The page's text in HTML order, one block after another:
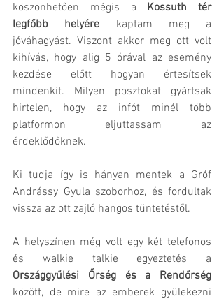
köszönhetően mégis a Kossuth tér
legfőbb helyére kaptam meg a
jóváhagyást. Viszont akkor meg ott volt
kihívás, hogy alig 5 órával az esemény
kezdése előtt hogyan értesítsek
mindenkit. Milyen posztokat gyártsak
hirtelen, hogy az infót minél több
platformon eljuttassam az
érdeklődőknek.
Ki tudja így is hányan mentek a Gróf
Andrássy Gyula szoborhoz, és fordultak
vissza az ott zajló hangos tüntetéstől.
A helyszínen még volt egy két telefonos
Országgyűlési Őrség és a Rendőrség
között, de mire az emberek gyülekezni